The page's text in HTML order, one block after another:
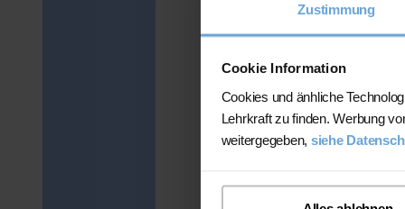
Zustimmung
Cookie Information
Cookies und änhliche
Lehrkraft zu finden. Werbung
weitergegeben, siehe
Viele